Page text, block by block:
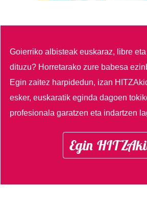
Goierriko albisteak euskaraz, libre
dituzu? Horretarako zure babesa
Egin zaitez harpidedun, izan
esker, euskaratik eginda dagoen
profesionala garatzen eta indartzen
Egin